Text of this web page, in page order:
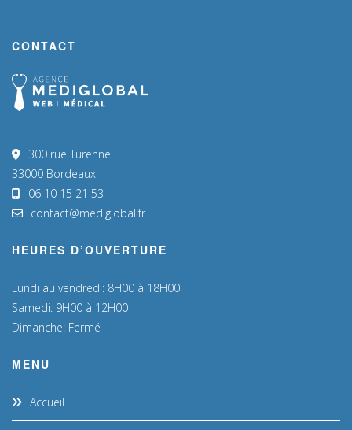
CONTACT
300 rue Turenne
33000 Bordeaux
06 10 15 21 53
contact@mediglobal.fr
HEURES D’OUVERTURE
Lundi au vendredi: 8H00 à 18H00
Samedi: 9H00 à 12H00
Dimanche: Fermé
MENU
Accueil